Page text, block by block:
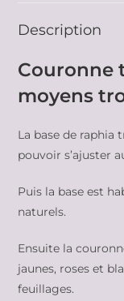
Description
Couronne
moyens
La base de raphia
pouvoir s’ajuster
Puis la base est
naturels.
Ensuite la
jaunes, roses et
feuillages.